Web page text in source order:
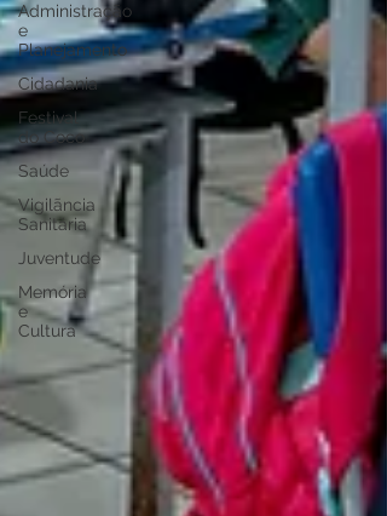
Administração
e
Planejamento
Cidadania
Festival
do Coco
Saúde
Vigilãncia
Sanitária
Juventude
Memória
e
Cultura